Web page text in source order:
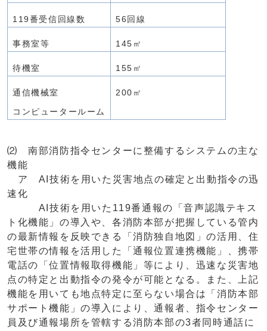
119番受信回線数 56回線
事務室等 145㎡
待機室 155㎡
通信機械室
コンピュータールーム
200㎡
⑵ 南部消防指令センターに整備するシステムの主な
機能
ア AI技術を用いた災害地点の確定と出動指令の迅
速化
AI技術を用いた119番通報の「音声認識テキス
ト化機能」の導入や、各消防本部が把握している管内
の最新情報を反映できる「消防独自地図」の活用、住
宅世帯の情報を活用した「通報位置連携機能」、携帯
電話の「位置情報取得機能」等により、迅速な災害地
点の特定と出動指令の発令が可能となる。また、上記
機能を用いても地点特定に至らない場合は「消防本部
サポート機能」の導入により、通報者、指令センター
員及び通報場所を管轄する消防本部の3者同時通話に